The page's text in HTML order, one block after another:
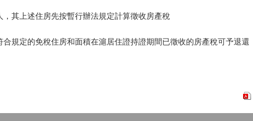
其上述住房先按暫行辦法規定計算徵收房產稅
規定的免稅住房和面積在滬居住證持證期間已徵收的房產稅可予退還